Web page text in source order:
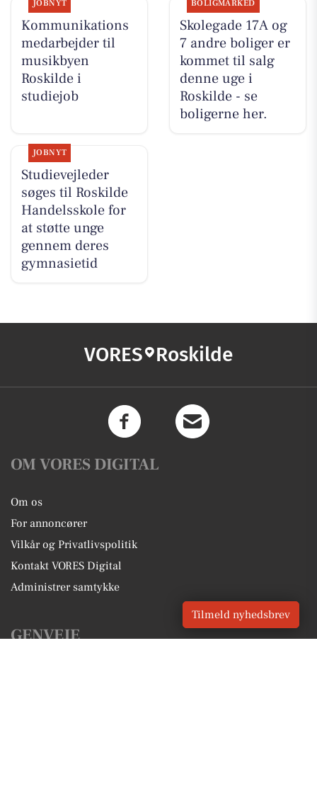
JOBNYT
Kommunikations
medarbejder til
musikbyen
Roskilde i
studiejob
BOLIGMARKED
Skolegade 17A og
7 andre boliger er
kommet til salg
denne uge i
Roskilde - se
boligerne her.
JOBNYT
Studievejleder
søges til Roskilde
Handelsskole for
at støtte unge
gennem deres
gymnasietid
VORES Roskilde
OM VORES DIGITAL
Om os
For annoncører
Vilkår og Privatlivspolitik
Kontakt VORES Digital
Administrer samtykke
GENVEJE
Tilmeld nyhedsbrev